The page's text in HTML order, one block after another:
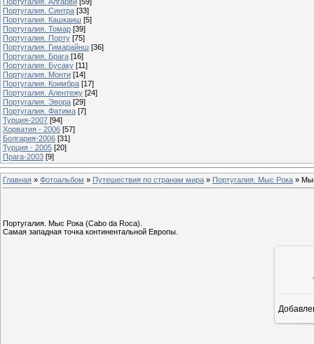
Португалия. Синтра [33]
Португалия. Кашкаиш [5]
Португалия. Томар [39]
Португалия. Порту [75]
Португалия. Гимарайнш [36]
Португалия. Брага [16]
Португалия. Бусаку [11]
Португалия. Монти [14]
Португалия. Коимбра [17]
Португалия. Алентежу [24]
Португалия. Эвора [29]
Португалия. Фатима [7]
Турция-2007 [94]
Хорватия - 2006 [57]
Болгария-2006 [31]
Турция - 2005 [20]
Прага-2003 [9]
Главная » Фотоальбом » Путешествия по странам мира » Португалия. Мыс Рока »
Португалия. Мыс Рока (Cabo da Roca).
Самая западная точка континентальной Европы.